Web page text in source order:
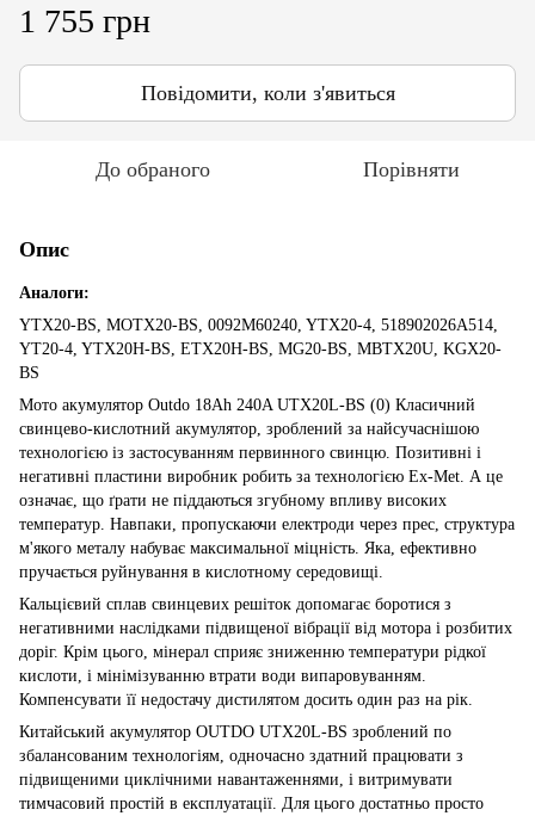
1 755 грн
Повідомити, коли з'явиться
До обраного Порівняти
Опис
Аналоги:
YTX20-BS, MOTX20-BS, 0092M60240, YTX20-4, 518902026A514,
YT20-4, YTX20H-BS, ETX20H-BS, MG20-BS, MBTX20U, KGX20-
BS
Мото акумулятор Outdo 18Ah 240A UTX20L-BS (0) Класичний
свинцево-кислотний акумулятор, зроблений за найсучаснішою
технологією із застосуванням первинного свинцю. Позитивні і
негативні пластини виробник робить за технологією Ex-Met. А це
означає, що ґрати не піддаються згубному впливу високих
температур. Навпаки, пропускаючи електроди через прес, структура
м'якого металу набуває максимальної міцність. Яка, ефективно
пручається руйнування в кислотному середовищі.
Кальцієвий сплав свинцевих решіток допомагає боротися з
негативними наслідками підвищеної вібрації від мотора і розбитих
доріг. Крім цього, мінерал сприяє зниженню температури рідкої
кислоти, і мінімізуванню втрати води випаровуванням.
Компенсувати її недостачу дистилятом досить один раз на рік.
Китайський акумулятор OUTDO UTX20L-BS зроблений по
збалансованим технологіям, одночасно здатний працювати з
підвищеними циклічними навантаженнями, і витримувати
тимчасовий простій в експлуатації. Для цього достатньо просто